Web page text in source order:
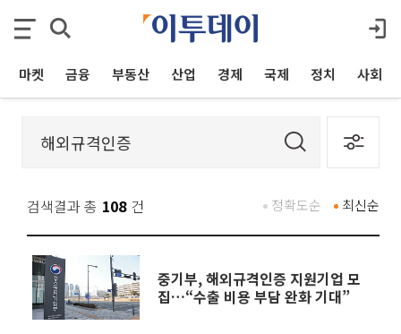
마켓 금융 부동산 산업 경제 국제 정치 사회
검색결과 총 108 건 최신순
정확도순
중기부, 해외규격인증 지원기업 모
집…“수출 비용 부담 완화 기대”